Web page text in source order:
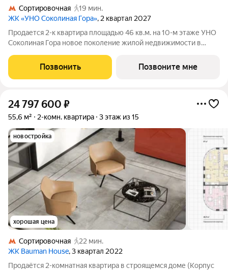
Сортировочная
19 мин.
ЖК «УНО Соколиная Гора», 2 квартал 2027
Продается 2-к квартира площадью 46 кв.м. на 10-м этаже УНО
Соколиная Гора новое поколение жилой недвижимости в
от Измайловского парка. Динамичная и современная
архитектура формирует доминанту
Позвонить Позвоните мне
24 797 600 ₽
55,6 м² 2-комн. квартира 3 этаж из 15
новостройка
хорошая цена
Сортировочная
22 мин.
ЖК Bauman House, 3 квартал 2022
Продаётся 2-комнатная квартира в строящемся доме (Корпус